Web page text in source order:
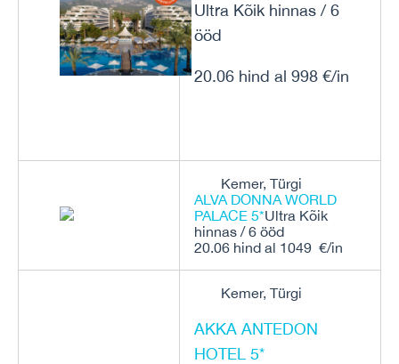
Ultra Kõik hinnas / 6
ööd
20.06 hind al 998 €/in
Kemer, Türgi
ALVA DONNA WORLD
PALACE 5*Ultra Kõik
hinnas / 6 ööd
20.06 hind al 1049 €/in
Kemer, Türgi
AKKA ANTEDON
HOTEL 5*